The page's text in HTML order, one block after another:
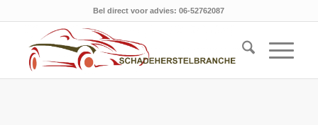
Bel direct voor advies: 06-52762087